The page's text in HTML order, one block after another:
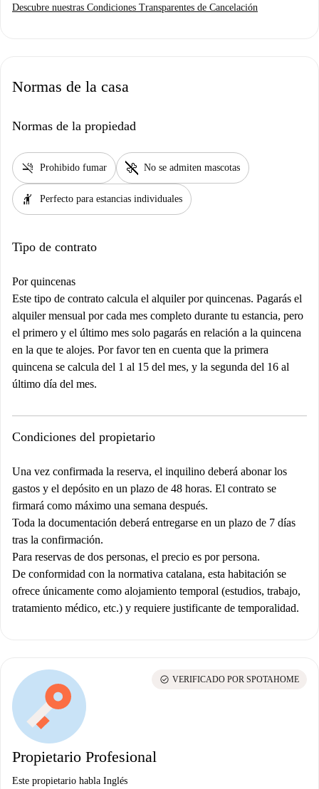
Descubre nuestras Condiciones Transparentes de Cancelación
Normas de la casa
Normas de la propiedad
smoke_free Prohibido fumar pet_supplies No se admiten mascotas
hail Perfecto para estancias individuales
Tipo de contrato
Por quincenas
Este tipo de contrato calcula el alquiler por quincenas. Pagarás el
alquiler mensual por cada mes completo durante tu estancia, pero
el primero y el último mes solo pagarás en relación a la quincena
en la que te alojes. Por favor ten en cuenta que la primera
quincena se calcula del 1 al 15 del mes, y la segunda del 16 al
último día del mes.
Condiciones del propietario
Una vez confirmada la reserva, el inquilino deberá abonar los
gastos y el depósito en un plazo de 48 horas. El contrato se
firmará como máximo una semana después.
Toda la documentación deberá entregarse en un plazo de 7 días
tras la confirmación.
Para reservas de dos personas, el precio es por persona.
De conformidad con la normativa catalana, esta habitación se
ofrece únicamente como alojamiento temporal (estudios, trabajo,
tratamiento médico, etc.) y requiere justificante de temporalidad.
Propietario Profesional
Este propietario habla Inglés
check_circle VERIFICADO POR SPOTAHOME